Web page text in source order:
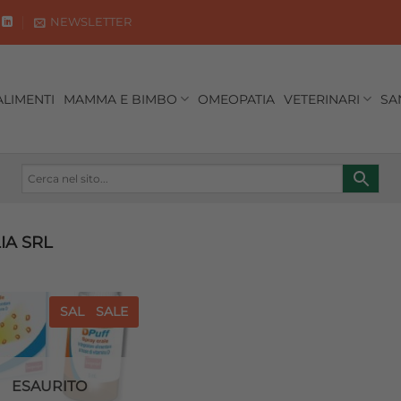
NEWSLETTER
MAMMA E BIMBO OMEOPATIA VETERINARI
SRL
SALE SALE
Aggiungi
alla lista
desideri
ESAURITO